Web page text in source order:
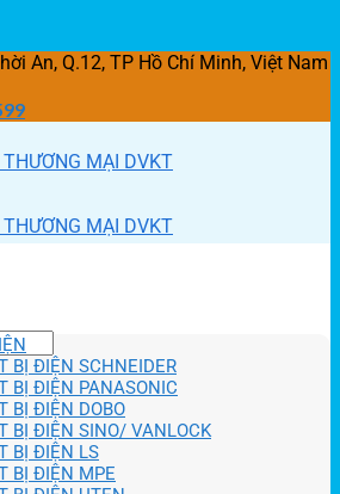
Q.12, TP Hồ Chí Minh, Việt Nam
BỊ ĐIỆN SCHNEIDER
BỊ ĐIỆN PANASONIC
BỊ ĐIỆN DOBO
BỊ ĐIỆN SINO/ VANLOCK
BỊ ĐIỆN LS
BỊ ĐIỆN MPE